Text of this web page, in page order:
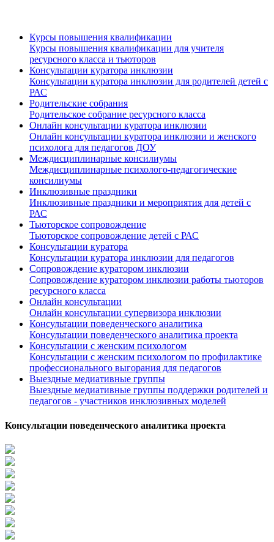
Курсы повышения квалификации
Курсы повышения квалификации для учителя
ресурсного класса и тьюторов
Консультации куратора инклюзии
Консультации куратора инклюзии для родителей детей с
РАС
Родительские собрания
Родительское собрание ресурсного класса
Онлайн консультации куратора инклюзии
Онлайн консультации куратора инклюзии и женского
психолога для педагогов ДОУ
Междисциплинарные консилиумы
Междисциплинарные психолого-педагогические
консилиумы
Инклюзивные праздники
Инклюзивные праздники и мероприятия для детей с
РАС
Тьюторское сопровождение
Тьюторское сопровождение детей с РАС
Консультации куратора
Консультации куратора инклюзии для педагогов
Сопровождение куратором инклюзии
Сопровождение куратором инклюзии работы тьюторов
ресурсного класса
Онлайн консультации
Онлайн консультации супервизора инклюзии
Консультации поведенческого аналитика
Консультации поведенческого аналитика проекта
Консультации с женским психологом
Консультации с женским психологом по профилактике
профессионального выгорания для педагогов
Выездные медиативные группы
Выездные медиативные группы поддержки родителей и
педагогов - участников инклюзивных моделей
Консультации поведенческого аналитика проекта